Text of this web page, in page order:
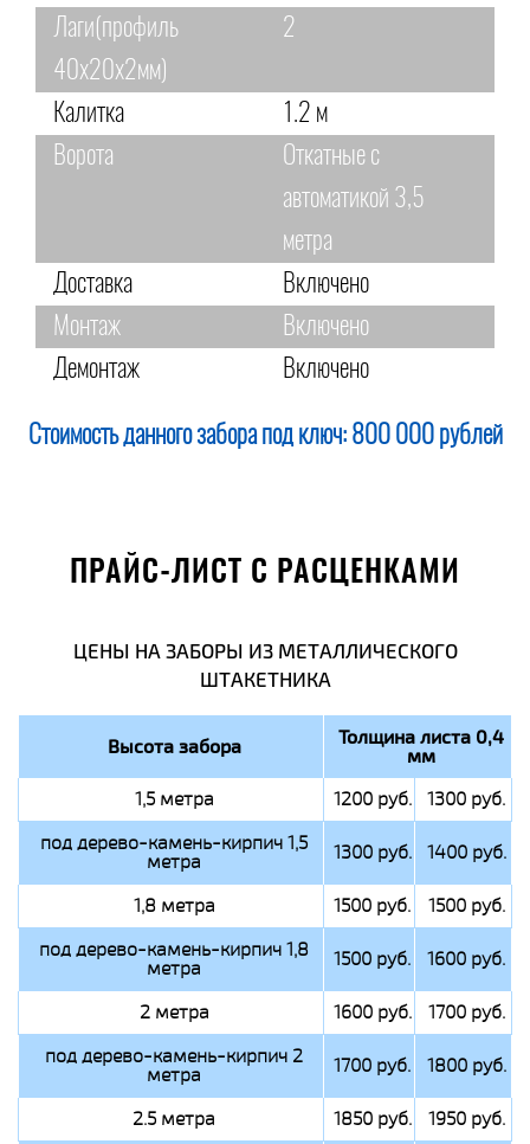
Лаги(профиль
40х20х2мм)
2
Калитка
1.2 м
Ворота
Откатные с
автоматикой 3,5
метра
Доставка
Включено
Монтаж
Включено
Демонтаж
Включено
Стоимость данного забора под ключ: 800 000 рублей
ПРАЙС-ЛИСТ С РАСЦЕНКАМИ
ЦЕНЫ НА ЗАБОРЫ ИЗ МЕТАЛЛИЧЕСКОГО
ШТАКЕТНИКА
Высота забора Толщина листа 0,4
мм
1,5 метра 1200 руб.
1300 руб.
под дерево-камень-кирпич 1,5
метра 1300 руб. 1400 руб.
1,8 метра 1500 руб.
1500 руб.
под дерево-камень-кирпич 1,8
метра 1500 руб. 1600 руб.
2 метра 1600 руб.
1700 руб.
под дерево-камень-кирпич 2
метра 1700 руб. 1800 руб.
2.5 метра 1850 руб.
1950 руб.